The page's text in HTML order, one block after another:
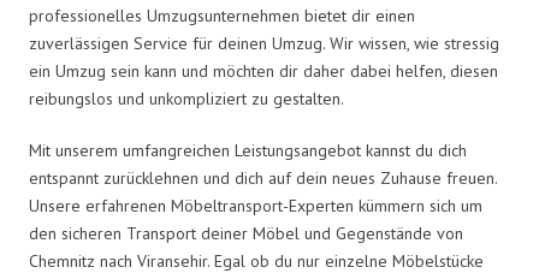
professionelles Umzugsunternehmen bietet dir einen
zuverlässigen Service für deinen Umzug. Wir wissen, wie stressig
ein Umzug sein kann und möchten dir daher dabei helfen, diesen
reibungslos und unkompliziert zu gestalten.
Mit unserem umfangreichen Leistungsangebot kannst du dich
entspannt zurücklehnen und dich auf dein neues Zuhause freuen.
Unsere erfahrenen Möbeltransport-Experten kümmern sich um
den sicheren Transport deiner Möbel und Gegenstände von
Chemnitz nach Viransehir. Egal ob du nur einzelne Möbelstücke